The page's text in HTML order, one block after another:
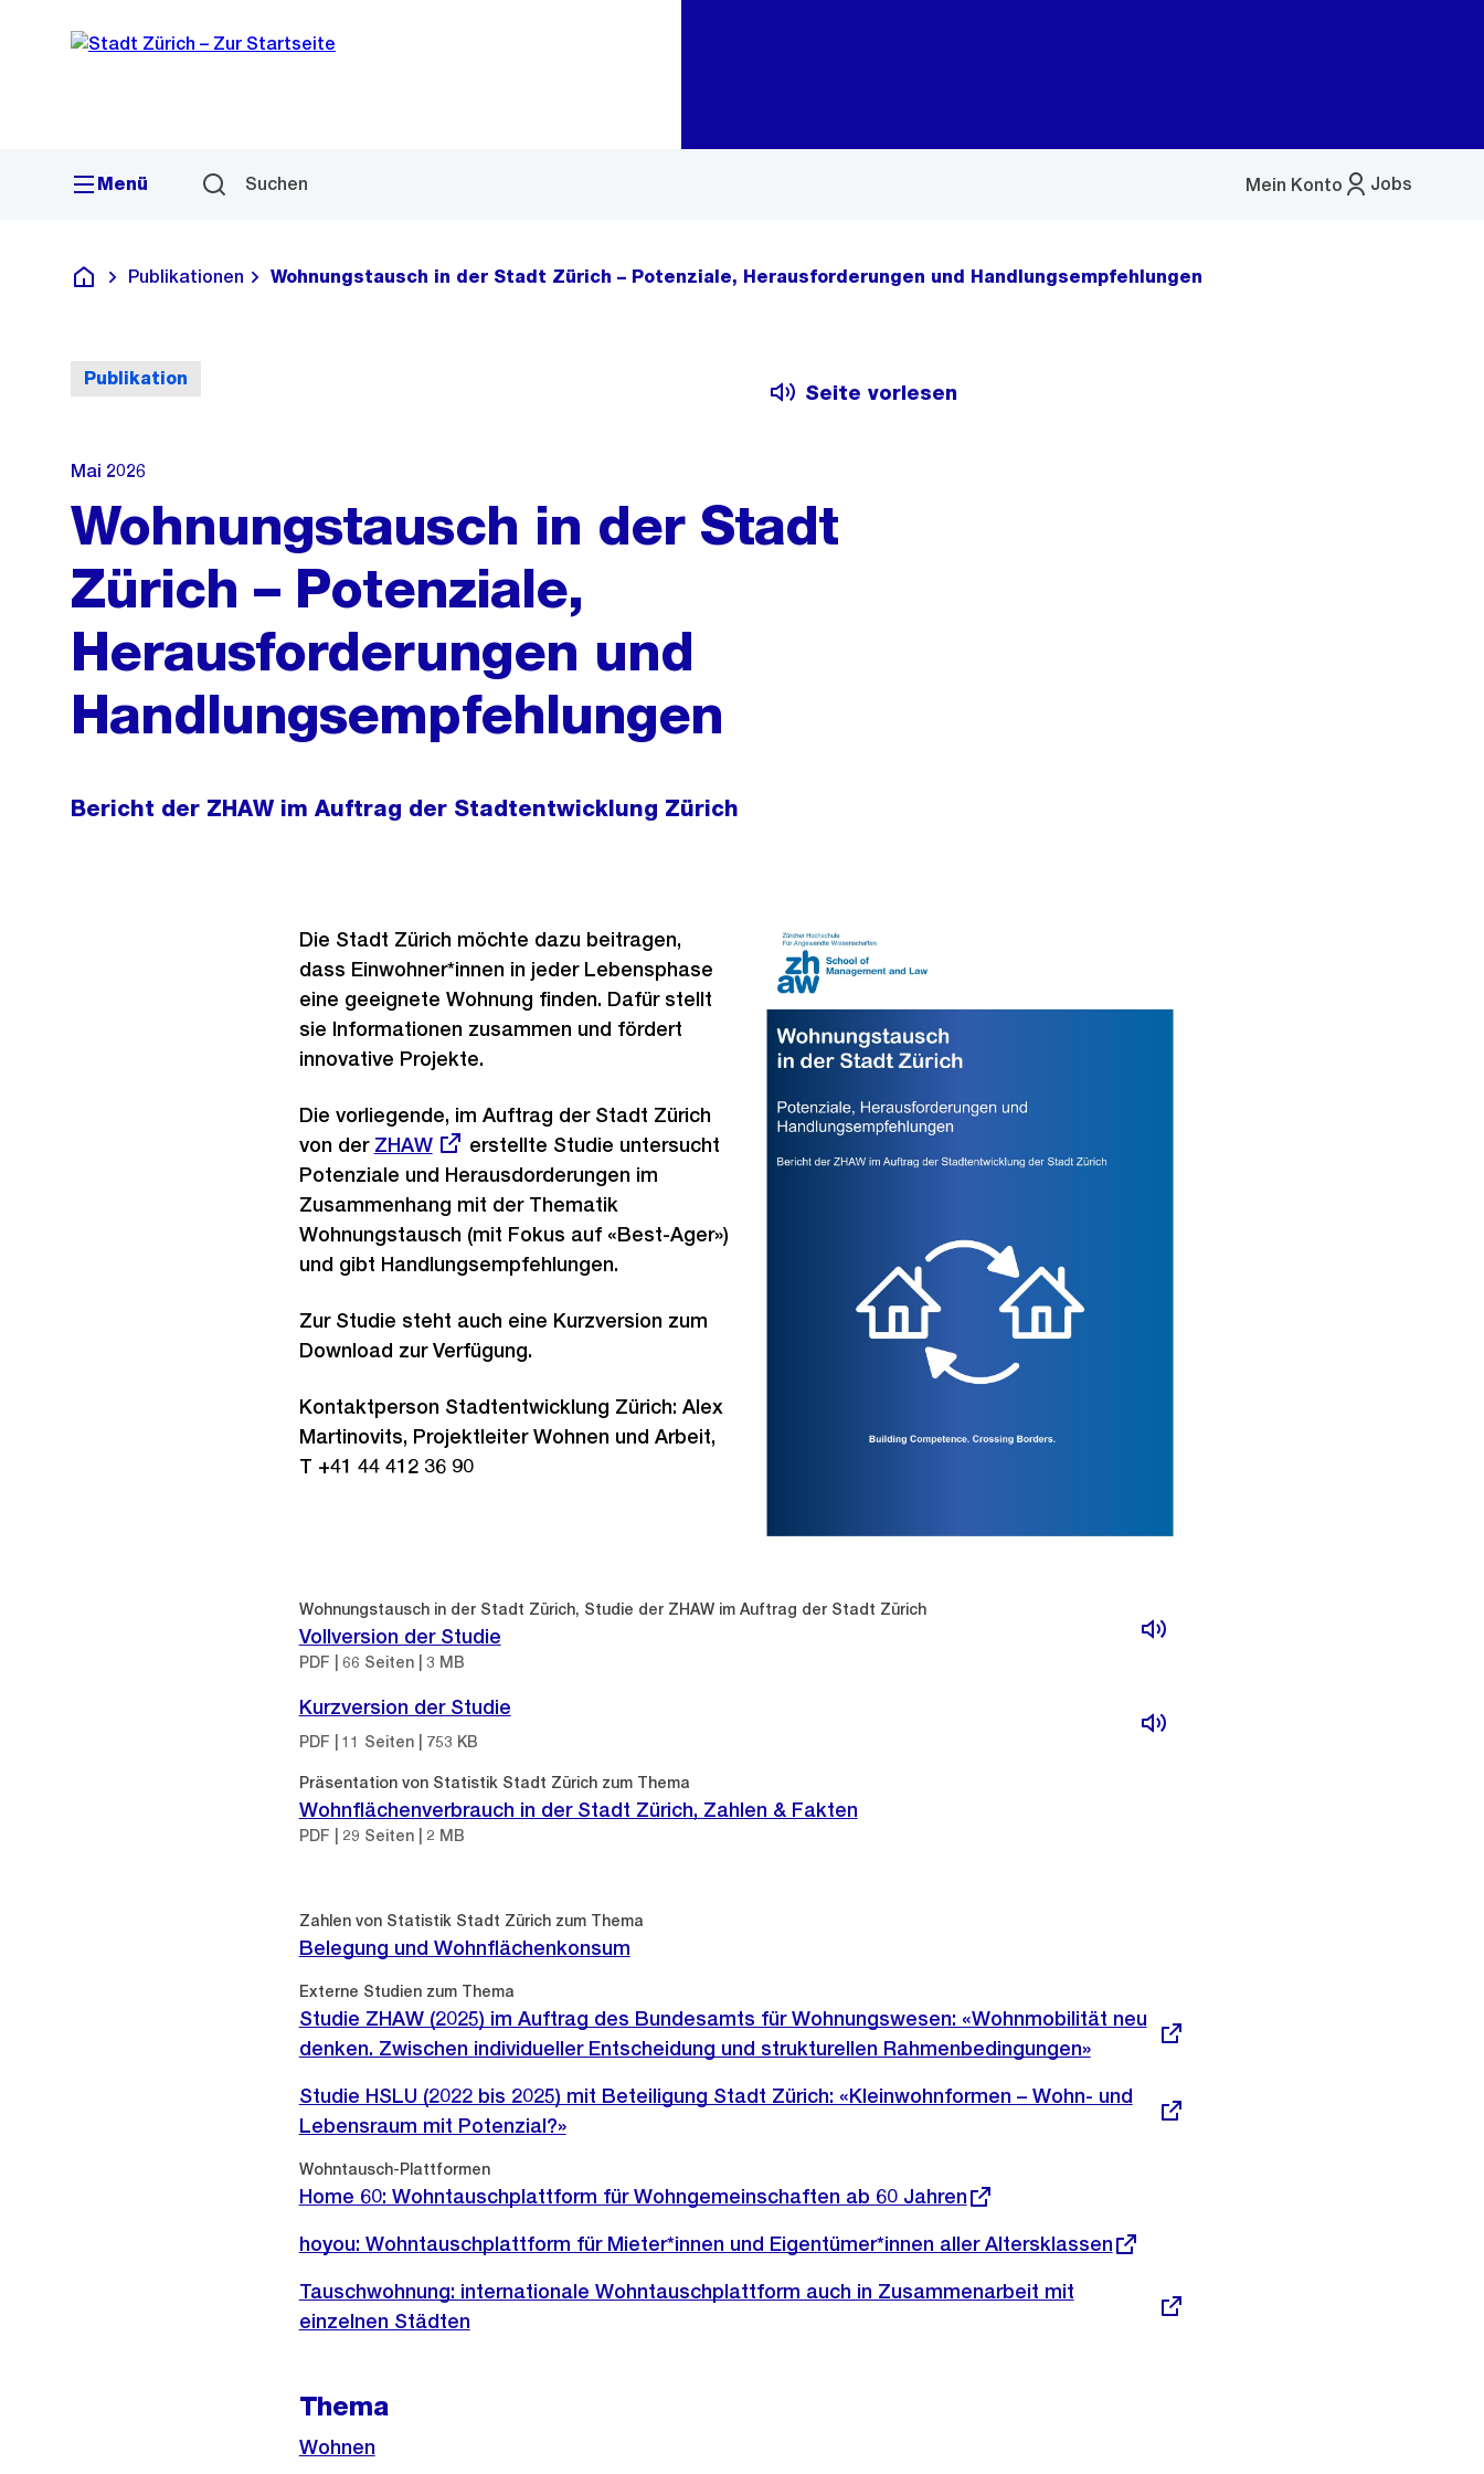
Navigation
Sprunglink
Menü Suchen Jobs
Mein Konto
Menü
Deutsch
Publikationen Wohnungstausch in der Stadt Zürich – Potenziale, Herausforderungen und Handlungsempfehlungen
Publikation
Seite vorlesen
Mai 2026
Wohnungstausch in der Stadt
Zürich – Potenziale,
Herausforderungen und
Handlungsempfehlungen
Bericht der ZHAW im Auftrag der Stadtentwicklung Zürich
Die Stadt Zürich möchte dazu beitragen,
dass Einwohner*innen in jeder Lebensphase
eine geeignete Wohnung finden. Dafür stellt
sie Informationen zusammen und fördert
innovative Projekte.
Die vorliegende, im Auftrag der Stadt Zürich
von der Externer
Link:
ZHAW
erstellte Studie untersucht
Potenziale und Herausdorderungen im
Zusammenhang mit der Thematik
Wohnungstausch (mit Fokus auf «Best-Ager»)
und gibt Handlungsempfehlungen.
Zur Studie steht auch eine Kurzversion zum
Download zur Verfügung.
Kontaktperson Stadtentwicklung Zürich: Alex
Martinovits, Projektleiter Wohnen und Arbeit,
T +41 44 412 36 90
Wohnungstausch in der Stadt Zürich, Studie der ZHAW im Auftrag der Stadt Zürich
Vollversion der Studie
PDF | 66 Seiten | 3 MB
Kurzversion der Studie
PDF | 11 Seiten | 753 KB
Präsentation von Statistik Stadt Zürich zum Thema
Wohnflächenverbrauch in der Stadt Zürich, Zahlen & Fakten
PDF | 29 Seiten | 2 MB
Zahlen von Statistik Stadt Zürich zum Thema
Belegung und Wohnflächenkonsum
Externe Studien zum Thema
Externer
Link:
Studie ZHAW (2025) im Auftrag des Bundesamts für Wohnungswesen: «Wohnmobilität neu
denken. Zwischen individueller Entscheidung und strukturellen Rahmenbedingungen»
Externer
Studie HSLU (2022 bis 2025) mit Beteiligung Stadt Zürich: «Kleinwohnformen – Wohn- und
Lebensraum mit Potenzial?»
Wohntausch-Plattformen
Externer
Link:
Home 60: Wohntauschplattform für Wohngemeinschaften ab 60 Jahren
Externer
Link:
hoyou: Wohntauschplattform für Mieter*innen und Eigentümer*innen aller Altersklassen
Externer
Tauschwohnung: internationale Wohntauschplattform auch in Zusammenarbeit mit
einzelnen Städten
Thema
Wohnen